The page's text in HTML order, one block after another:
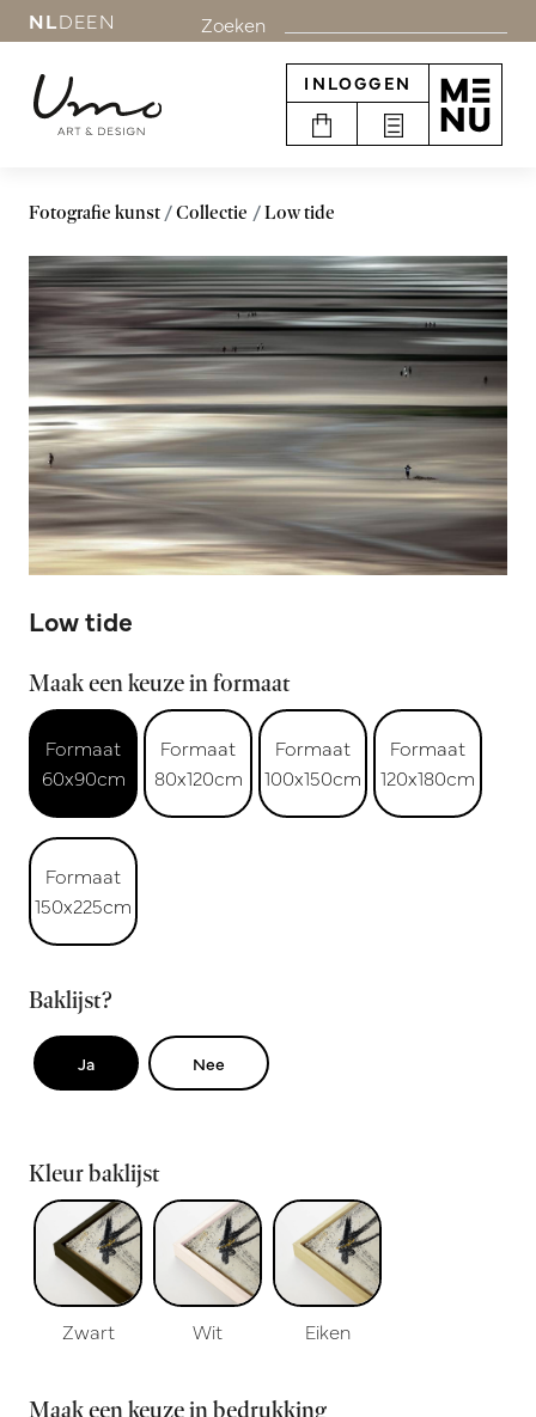
NLDEEN Zoeken
INLOGGEN
Fotografie kunst Collectie Low tide
Low tide
Maak een keuze in formaat
Formaat
60x90cm
Formaat
80x120cm
Formaat
100x150cm
Formaat
120x180cm
Formaat
150x225cm
Baklijst?
Ja Nee
Kleur baklijst
Zwart Wit Eiken
Maak een keuze in bedrukking